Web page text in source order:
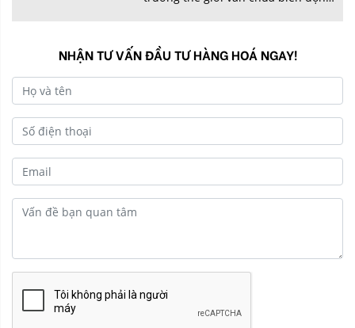
sản trú ẩn an toàn khi đối mặt v...
NHẬN TƯ VẤN ĐẦU TƯ HÀNG HOÁ NGAY!